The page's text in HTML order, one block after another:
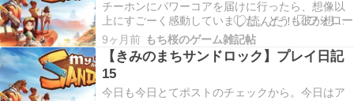
に作って欲し…
チーホンにパワーコアを届けに行ったら、想像以
上にすごーく感動していました。どうも彼が想定
していたよりもウルトラにいいものだったらし
く、デザイン計画を白紙に戻すくらいのようで
す。これは出来上がりに期待せざるを得ません
ね。 なんてことがあったので、次の日、チーホン
からすぐに話がした…
9ヶ月前 もち桜のゲーム雑記帖
【きみのまちサンドロック】プレイ日記
15
今日も今日とてポストのチェックから。今日はア